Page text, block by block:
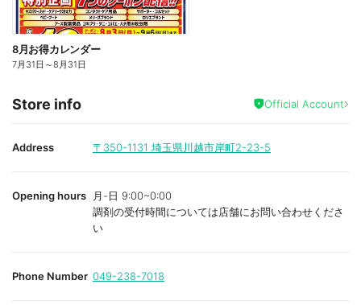
8月お得カレンダー
7月31日 ～8月31日
Store info Official Account
Address 〒350-1131 埼玉県川越市岸町2-23-5
Opening hours
月-日 9:00~0:00
調剤の受付時間については店舗にお問い合わせくださ
い
Phone Number 049-238-7018